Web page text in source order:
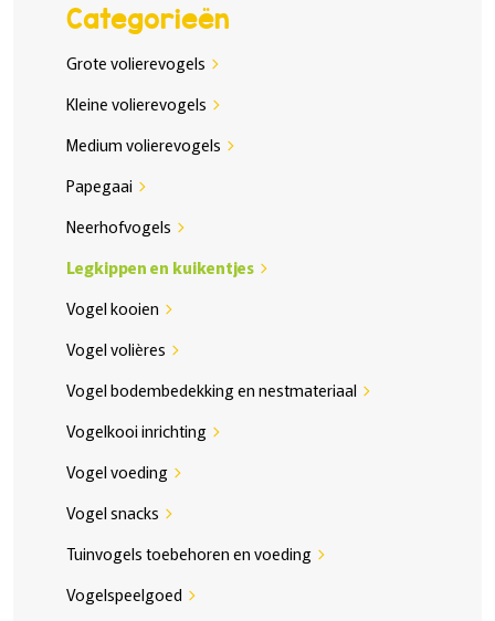
Categorieën
Grote volierevogels chevron_right
Kleine volierevogels chevron_right
Medium volierevogels chevron_right
Papegaai chevron_right
Neerhofvogels chevron_right
Legkippen en kuikentjes chevron_right
Vogel kooien chevron_right
Vogel volières chevron_right
Vogel bodembedekking en nestmateriaal chevron_right
Vogelkooi inrichting chevron_right
Vogel voeding chevron_right
Vogel snacks chevron_right
Tuinvogels toebehoren en voeding chevron_right
Vogelspeelgoed chevron_right